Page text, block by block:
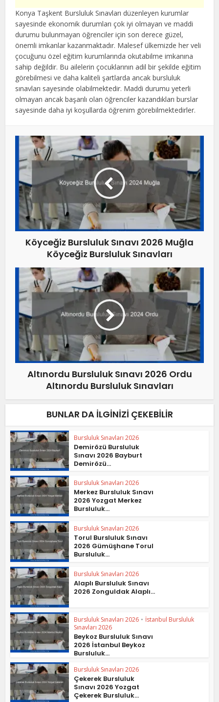
alan
boş
bırakılmalıdır
Konya Taşkent Bursluluk Sınavları düzenleyen kurumlar
sayesinde ekonomik durumları çok iyi olmayan ve maddi
durumu bulunmayan öğrenciler için son derece güzel,
önemli imkanlar kazanmaktadır. Malesef ülkemizde her veli
çocuğunu özel eğitim kurumlarında okutabilme imkanına
sahip değildir. Bu ailelerin çocuklarının adil bir şekilde eğitim
görebilmesi ve daha kaliteli şartlarda ancak bursluluk
sınavları sayesinde olabilmektedir. Maddi durumu yeterli
olmayan ancak başarılı olan öğrenciler kazandıkları burslar
sayesinde daha iyi koşullarda öğrenim görebilmektedirler.
Köyceğiz Bursluluk Sınavı 2026 Muğla
Köyceğiz Bursluluk Sınavları
Altınordu Bursluluk Sınavı 2026 Ordu
Altınordu Bursluluk Sınavları
BUNLAR DA İLGINIZI ÇEKEBILIR
Bursluluk Sınavları 2026
Demirözü Bursluluk
Sınavı 2026 Bayburt
Demirözü...
Bursluluk Sınavları 2026
Merkez Bursluluk Sınavı
2026 Yozgat Merkez
Bursluluk...
Bursluluk Sınavları 2026
Torul Bursluluk Sınavı
2026 Gümüşhane Torul
Bursluluk...
Bursluluk Sınavları 2026
Alaplı Bursluluk Sınavı
2026 Zonguldak Alaplı...
Bursluluk Sınavları 2026 • İstanbul Bursluluk
Sınavları 2026
Beykoz Bursluluk Sınavı
2026 İstanbul Beykoz
Bursluluk...
Bursluluk Sınavları 2026
Çekerek Bursluluk
Sınavı 2026 Yozgat
Çekerek Bursluluk...